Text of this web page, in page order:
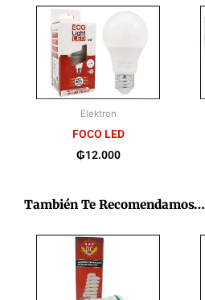
Elektron
FOCO LED
₲12.000
También Te Recomendamos…